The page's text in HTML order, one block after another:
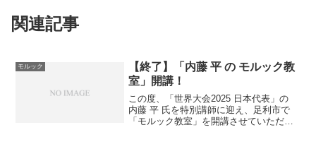
関連記事
モルック
【終了】「内藤 平 の モルック教
室」開講！
この度、「世界大会2025 日本代表」の
内藤 平 氏を特別講師に迎え、足利市で
「モルック教室」を開講させていただけ